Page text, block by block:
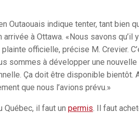
Outaouais indique tenter, tant bien
à Ottawa. «Nous savons qu’il
plainte officielle, précise M. Crevier.
sommes à développer une
Ça doit être disponible bientôt.
que nous l’avions prévu.»
Québec, il faut un permis. Il faut